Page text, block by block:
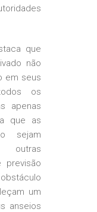
que
não
em seus
os
apenas
que as
sejam
previsão
um
anseios